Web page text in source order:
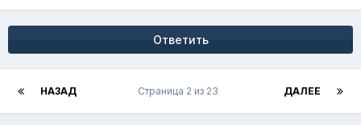
Ответить
НАЗАД ДАЛЕЕ
Страница 2 из 23